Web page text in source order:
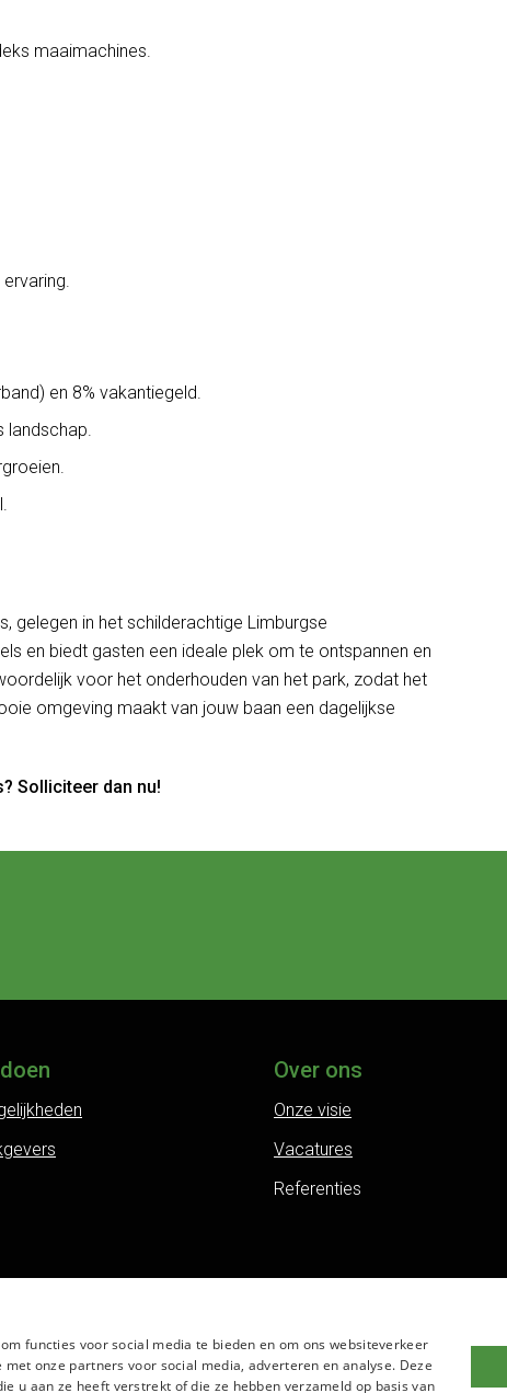
maaimachines.
en 8% vakantiegeld.
landschap.
gelegen in het schilderachtige Limburgse
en biedt gasten een ideale plek om te ontspannen en
voor het onderhouden van het park, zodat het
omgeving maakt van jouw baan een dagelijkse
Solliciteer dan nu!
Over ons
Onze visie
Vacatures
Referenties
functies voor social media te bieden en om ons websiteverkeer
onze partners voor social media, adverteren en analyse. Deze
u aan ze heeft verstrekt of die ze hebben verzameld op basis van